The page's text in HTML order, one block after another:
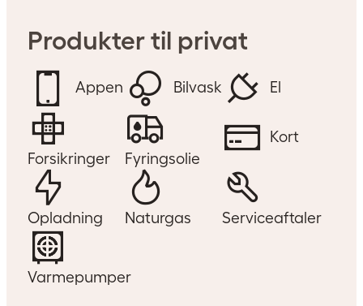
Produkter til privat
Appen Bilvask El
Forsikringer Fyringsolie
Kort
Opladning Naturgas Serviceaftaler
Varmepumper